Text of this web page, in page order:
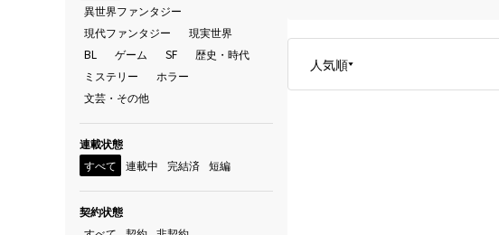
異世界ファンタジー
現代ファンタジー
現実世界
BL
ゲーム SF
歴史・時代
ミステリー
ホラー
文芸・その他
連載状態
すべて
連載中 完結済 短編
契約状態
人気順